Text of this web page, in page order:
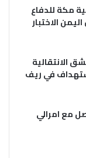
مكة للدفاع
الاختبار
الانتقالية
في ريف
مع امرالي